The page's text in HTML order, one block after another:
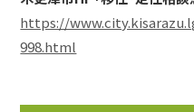
https://
998.html